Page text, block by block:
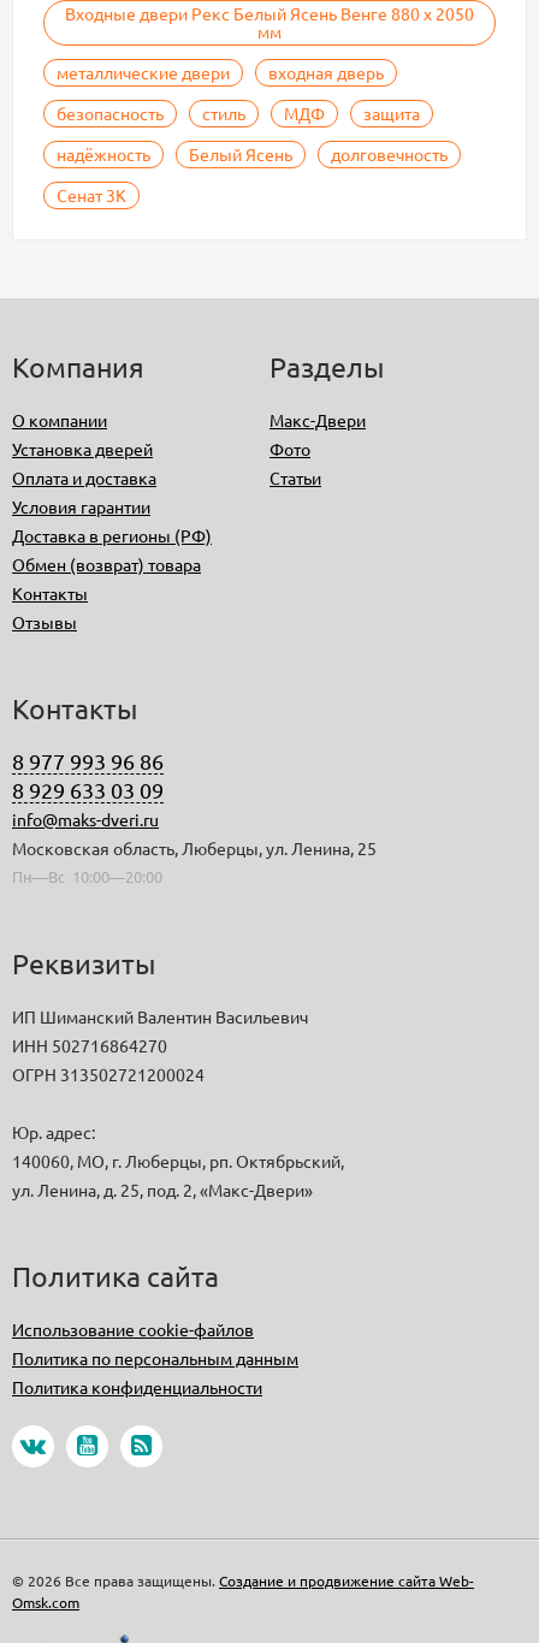
Входные двери Рекс Белый Ясень Венге 880 х 2050
мм
металлические двери
входная дверь
безопасность
стиль МДФ
защита
надёжность
Белый Ясень
долговечность
Сенат 3К
Компания
О компании
Установка дверей
Оплата и доставка
Условия гарантии
Доставка в регионы (РФ)
Обмен (возврат) товара
Контакты
Отзывы
Разделы
Макс-Двери
Фото
Статьи
Контакты
8 977 993 96 86
8 929 633 03 09
info@maks-dveri.ru
Московская область, Люберцы, ул. Ленина, 25
Пн—Вс 10:00—20:00
Реквизиты
ИП Шиманский Валентин Васильевич
ИНН 502716864270
ОГРН 313502721200024
Юр. адрес:
140060, МО, г. Люберцы, рп. Октябрьский,
ул. Ленина, д. 25, под. 2, «Макс-Двери»
Политика сайта
Использование cookie-файлов
Политика по персональным данным
Политика конфиденциальности
© 2026 Все права защищены. Создание и продвижение сайта Web-
Omsk.com